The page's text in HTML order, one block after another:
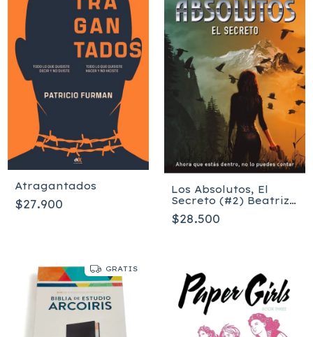
Atragantados
$27.900
Los Absolutos, El
Secreto (#2) Beatriz
Blanco, Natalia
Martin
$28.500
GRATIS